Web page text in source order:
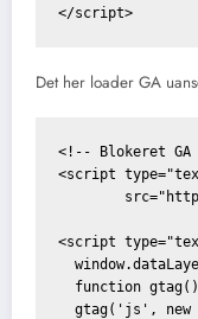
Det her loader GA
<!-- Blokeret
<script
<script
function
gtag('js', new